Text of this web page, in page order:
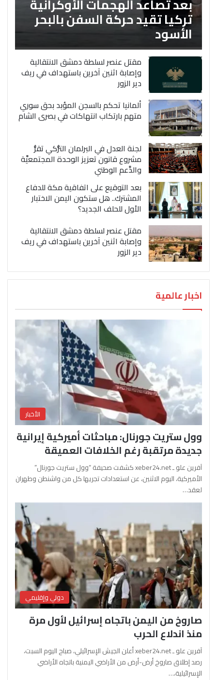
تركيا تقيد حركة السفن بالبحر
الأسود
مقتل عنصر لسلطة دمشق الانتقالية
وإصابة اثنين آخرين باستهداف في ريف
دير الزور
ألمانيا تحكم بالسجن المؤبد بحق سوري
متهم بارتكاب انتهاكات في بصرى الشام
لجنة العدل في البرلمان التُّركي تقرُّ
مشروع قانون تعزيز الوحدة المجتمعيَّة
والدَّعم الوطني
بعد التوقيع على اتفاقية مكة للدفاع
المشترك.. هل ستكون اليمن الاختبار
الأول للحلف الجديد؟
مقتل عنصر لسلطة دمشق الانتقالية
وإصابة اثنين آخرين باستهداف في ريف
دير الزور
اخبار عالمية
الأخبار
وول ستريت جورنال: مباحثات أميركية إيرانية
جديدة مرتقبة رغم الخلافات العميقة
آفرين علو ـ xeber24.net كشفت صحيفة “وول ستريت جورنال”
الأميركية، اليوم الاثنين، عن استعدادات تجريها كل من واشنطن وطهران
لعقد…
دولي وإقليمي
صاروخ من اليمن باتجاه إسرائيل لأول مرة
منذ اندلاع الحرب
آفرين علو ـ xeber24.net أعلن الجيش الإسرائيلي، صباح اليوم السبت،
رصد إطلاق صاروخ أرض-أرض من الأراضي اليمنية باتجاه الأراضي
الإسرائيلية،…